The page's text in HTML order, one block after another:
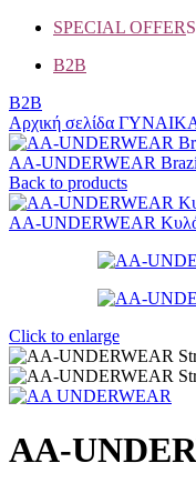
SPECIAL OFFERS
B2B
B2B
Αρχική σελίδα
AA-UNDERWEAR
Back to products
AA-UNDERWEAR
Click to enlarge
AA-